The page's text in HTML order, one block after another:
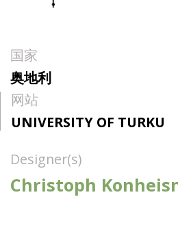
国家
奥地利
网站
UNIVERSITY OF TURKU
Designer(s)
Christoph